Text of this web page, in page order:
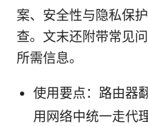
案、安全性与隐私保
查。文末还附带常见
所需信息。
使用要点：路由器
用网络中统一走代